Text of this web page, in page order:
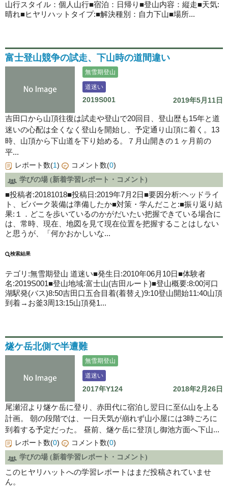
山行スタイル：個人山行■宿泊：日帰り■登山内容：縦走■天気:
晴れ■ヒヤリハットタイプ:■解決種別：自力下山■場所...
富士登山競争の試走、下山時の道間違い
無雪期登山
道迷い
2019S001 2019年5月11日
吉田口から山頂往復は試走や登山で20回目、登山歴も15年と道
迷いの心配は全くなく登山を開始し、予定通り山頂に着く。13
時、山頂から下山道を下り始める。７月山開きの１ヶ月前の
平...
レポート数(1) コメント数(0)
学びの場 (新着学習レポート・コメント)
■投稿者:20181018■投稿日:2019年7月2日■要因分析:ヘッドライ
ト、ビバーク装備は準備したか■対策・学んだこと:■振り返り結
果:１．どこを歩いているのかがだいたい把握できている場合に
は、常時、現在、地図を見て現在位置を把握することはしない
と思うが、「何かおかしいな...
検索結果
テゴリ:無雪期登山 道迷い■発生日:2010年06月10日■体験者
名:2019S001■登山地域:富士山(吉田ルート)■登山概要:8:00河口
湖駅発(バス)8:50吉田口五合目着(着替え)9:10登山開始11:40山頂
到着→お釜3周13:15山頂発1...
燧ケ岳北側で半遭難
無雪期登山
道迷い
2017年Y124 2018年2月26日
尾瀬沼より燧ケ岳に登り、赤田代に宿泊し翌日に至仏山を上る
計画。 朝の段階では、一日天気が崩れず山小屋には3時ごろに
到着する予定だった。 昼前、燧ケ岳に登頂し御池方面へ下山...
レポート数(0) コメント数(0)
学びの場 (新着学習レポート・コメント)
このヒヤリハットへの学習レポートはまだ投稿されていませ
ん。